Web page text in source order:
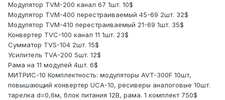
Модулятор TVM-200 канал 67 1шт. 10$
Модулятор TVM-400 перестраиваемый 45-69 2шт. 32$
Модулятор TVM-410 перестраиваемый 21-69 1шт. 35$
Конвертер TVC-100 канал 11 1шт. 23$
Сумматор TVS-104 2шт. 15$
Усилитель TVA-200 5шт. 12$
Рама на 11 модулей 4шт. 6$
МИТРИС-10 Комплектность: модуляторы AVT-300F 10шт,
повышающий конвертер UCA-10, ресиверы аналоговые 10шт.
тарелка d=0,6м, блок питания 12В, рама. 1 комплект 750$